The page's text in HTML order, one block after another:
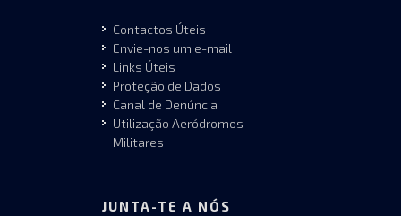
Contactos Úteis
Envie-nos um e-mail
Links Úteis
Proteção de Dados
Canal de Denúncia
Utilização Aeródromos
Militares
JUNTA-TE A NÓS